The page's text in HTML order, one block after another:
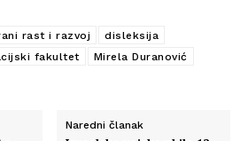
rast i razvoj
disleksija
fakultet
Mirela Duranović
Naredni članak